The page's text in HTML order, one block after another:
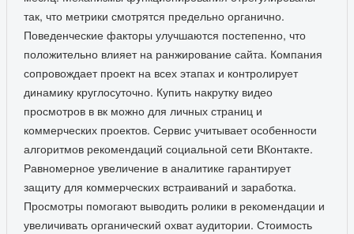
так, что метрики смотрятся предельно органично.
Поведенческие факторы улучшаются постепенно, что
положительно влияет на ранжирование сайта. Компания
сопровождает проект на всех этапах и контролирует
динамику круглосуточно. Купить накрутку видео
просмотров в вк можно для личных страниц и
коммерческих проектов. Сервис учитывает особенности
алгоритмов рекомендаций социальной сети ВКонтакте.
Равномерное увеличение в аналитике гарантирует
защиту для коммерческих встраиваний и заработка.
Просмотры помогают выводить ролики в рекомендации и
увеличивать органический охват аудитории. Стоимость